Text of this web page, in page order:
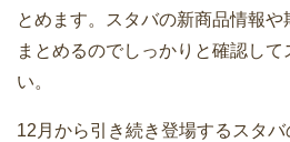
とめます。スタバの新商品情報
まとめるのでしっかりと確認し
い。
12月から引き続き登場するスタ